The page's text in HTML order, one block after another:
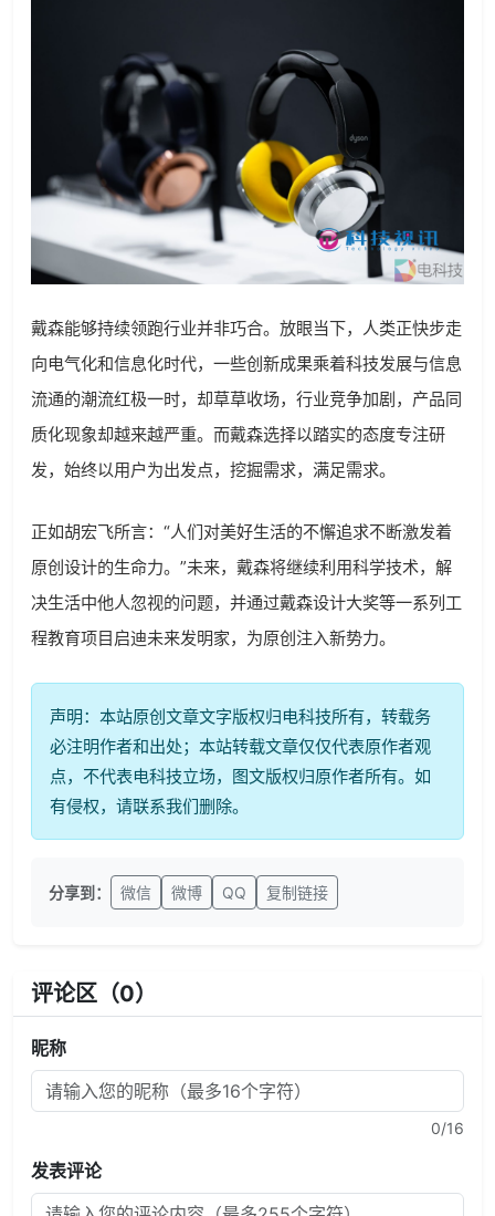
戴森能够持续领跑行业并非巧合。放眼当下，人类正快步走
向电气化和信息化时代，一些创新成果乘着科技发展与信息
流通的潮流红极一时，却草草收场，行业竞争加剧，产品同
质化现象却越来越严重。而戴森选择以踏实的态度专注研
发，始终以用户为出发点，挖掘需求，满足需求。
正如胡宏飞所言：“人们对美好生活的不懈追求不断激发着
原创设计的生命力。”未来，戴森将继续利用科学技术，解
决生活中他人忽视的问题，并通过戴森设计大奖等一系列工
程教育项目启迪未来发明家，为原创注入新势力。
声明：本站原创文章文字版权归电科技所有，转载务
必注明作者和出处；本站转载文章仅仅代表原作者观
点，不代表电科技立场，图文版权归原作者所有。如
有侵权，请联系我们删除。
分享到： 微信 微博 QQ 复制链接
评论区（0）
昵称
0/16
发表评论